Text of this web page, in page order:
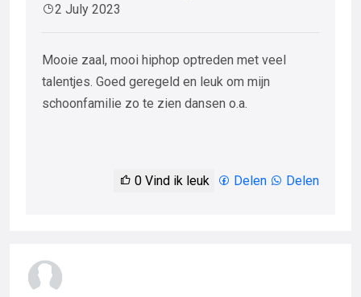
2 July 2023
Mooie zaal, mooi hiphop optreden met veel
talentjes. Goed geregeld en leuk om mijn
schoonfamilie zo te zien dansen o.a.
0 Vind ik leuk Delen Delen